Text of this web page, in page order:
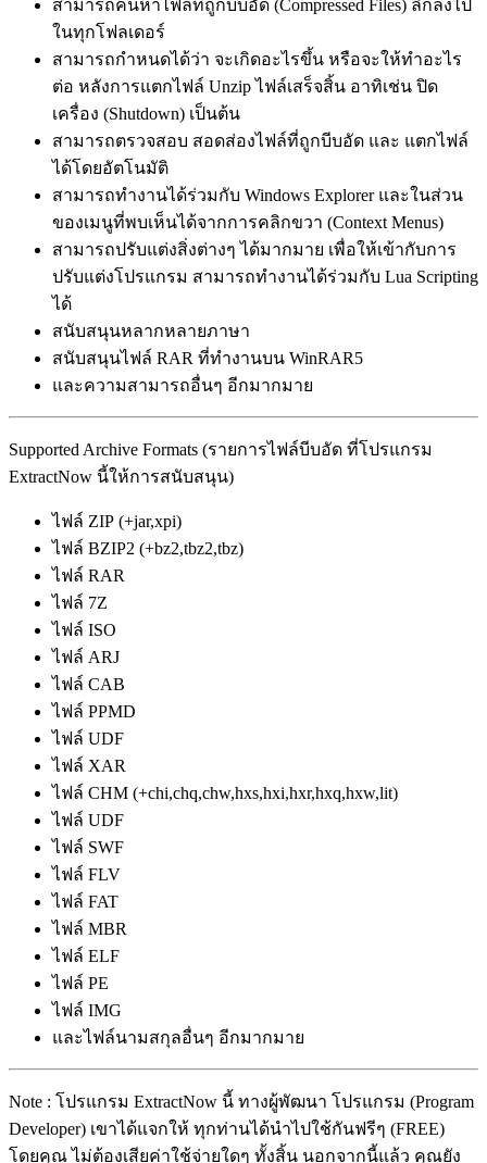
สามารถค้นหาไฟล์ที่ถูกบีบอัด (Compressed Files) ลึกลงไป
ในทุกโฟลเดอร์
สามารถกำหนดได้ว่า จะเกิดอะไรขึ้น หรือจะให้ทำอะไร
ต่อ หลังการแตกไฟล์ Unzip ไฟล์เสร็จสิ้น อาทิเช่น ปิด
เครื่อง (Shutdown) เป็นต้น
สามารถตรวจสอบ สอดส่องไฟล์ที่ถูกบีบอัด และ แตกไฟล์
ได้โดยอัตโนมัติ
สามารถทำงานได้ร่วมกับ Windows Explorer และในส่วน
ของเมนูที่พบเห็นได้จากการคลิกขวา (Context Menus)
สามารถปรับแต่งสิ่งต่างๆ ได้มากมาย เพื่อให้เข้ากับการ
ปรับแต่งโปรแกรม สามารถทำงานได้ร่วมกับ Lua Scripting
ได้
สนับสนุนหลากหลายภาษา
สนับสนุนไฟล์ RAR ที่ทำงานบน WinRAR5
และความสามารถอื่นๆ อีกมากมาย
Supported Archive Formats (รายการไฟล์บีบอัด ที่โปรแกรม
ExtractNow นี้ให้การสนับสนุน)
ไฟล์ ZIP (+jar,xpi)
ไฟล์ BZIP2 (+bz2,tbz2,tbz)
ไฟล์ RAR
ไฟล์ 7Z
ไฟล์ ISO
ไฟล์ ARJ
ไฟล์ CAB
ไฟล์ PPMD
ไฟล์ UDF
ไฟล์ XAR
ไฟล์ CHM (+chi,chq,chw,hxs,hxi,hxr,hxq,hxw,lit)
ไฟล์ UDF
ไฟล์ SWF
ไฟล์ FLV
ไฟล์ FAT
ไฟล์ MBR
ไฟล์ ELF
ไฟล์ PE
ไฟล์ IMG
และไฟล์นามสกุลอื่นๆ อีกมากมาย
Note : โปรแกรม ExtractNow นี้ ทางผู้พัฒนา โปรแกรม (Program
Developer) เขาได้แจกให้ ทุกท่านได้นำไปใช้กันฟรีๆ (FREE)
โดยคุณ ไม่ต้องเสียค่าใช้จ่ายใดๆ ทั้งสิ้น นอกจากนี้แล้ว คุณยัง